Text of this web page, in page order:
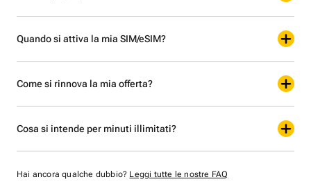
Quando si attiva la mia SIM/eSIM?
Come si rinnova la mia offerta?
Cosa si intende per minuti illimitati?
Hai ancora qualche dubbio? Leggi tutte le nostre FAQ